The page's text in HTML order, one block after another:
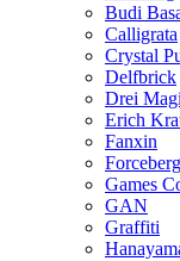
Budi
Calligrata
Crystal
Delfbrick
Drei
Erich
Fanxin
Forceberg
Games
GAN
Graffiti